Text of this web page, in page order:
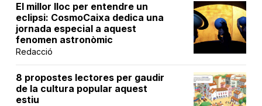
El millor lloc per entendre un
eclipsi: CosmoCaixa dedica una
jornada especial a aquest
fenomen astronòmic
Redacció
8 propostes lectores per gaudir
de la cultura popular aquest
estiu